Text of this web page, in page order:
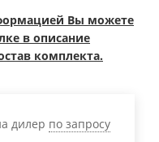
Вы можете
в описание
комплекта.
дилер по запросу